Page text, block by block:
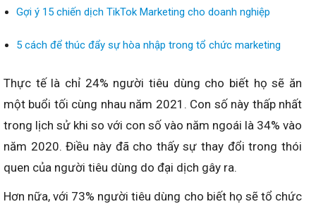
Gợi ý 15 chiến dịch TikTok Marketing cho doanh nghiệp
5 cách để thúc đẩy sự hòa nhập trong tổ chức marketing
Thực tế là chỉ 24% người tiêu dùng cho biết họ sẽ ăn
một buổi tối cùng nhau năm 2021. Con số này thấp nhất
trong lịch sử khi so với con số vào năm ngoái là 34% vào
năm 2020. Điều này đã cho thấy sự thay đổi trong thói
quen của người tiêu dùng do đại dịch gây ra.
Hơn nữa, với 73% người tiêu dùng cho biết họ sẽ tổ chức